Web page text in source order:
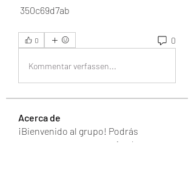
350c69d7ab
0 0
Kommentar verfassen...
Acerca de
¡Bienvenido al grupo! Podrás
conectarte con otros miembros,